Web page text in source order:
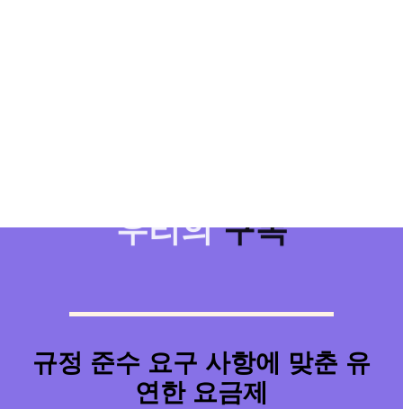
우리의구독
규정 준수 요구 사항에 맞춘 유
연한 요금제